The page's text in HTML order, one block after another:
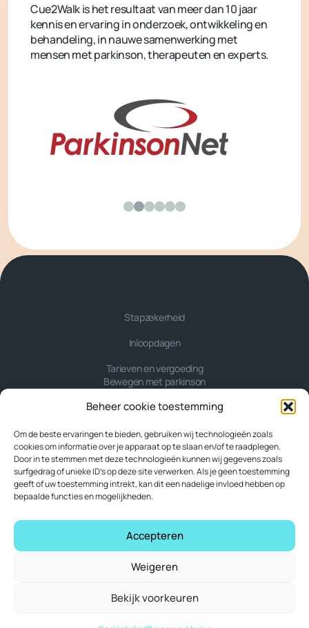
Beheer cookie toestemming
Om de beste ervaringen te bieden, gebruiken wij technologieën zoals
cookies om informatie over je apparaat op te slaan en/of te raadplegen.
Door in te stemmen met deze technologieën kunnen wij gegevens zoals
surfgedrag of unieke ID's op deze site verwerken. Als je geen toestemming
geeft of uw toestemming intrekt, kan dit een nadelige invloed hebben op
bepaalde functies en mogelijkheden.
Accepteren
Weigeren
Bekijk voorkeuren
Cue2Walk is het resultaat van meer dan 10 jaar
kennis en ervaring in onderzoek, ontwikkeling en
behandeling, in nauwe samenwerking met
mensen met parkinson, therapeuten en experts.
Stapzekerheid
Inloopdagen
Tarieven en vergoeding
Bewegen met parkinson
Help
Contact
Retour melden
Voor professionals
Algemene voorwaarden
Cookie beleid (EU)